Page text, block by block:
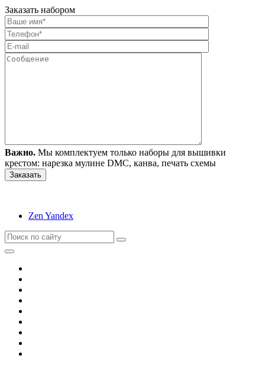
Заказать набором
Важно. Мы комплектуем только наборы для вышивки
крестом: нарезка мулине DMC, канва, печать схемы
Zen Yandex